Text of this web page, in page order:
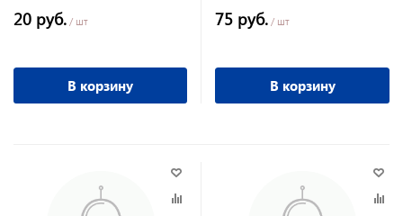
IP20,TDM
20 руб. / шт
В корзину
75 руб. / шт
В корзину